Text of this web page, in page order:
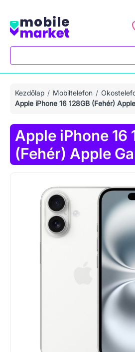
Kezdőlap Mobiltelefon
Apple iPhone 16 128GB (Fehér)
Apple iPhone 16
(Fehér) Apple